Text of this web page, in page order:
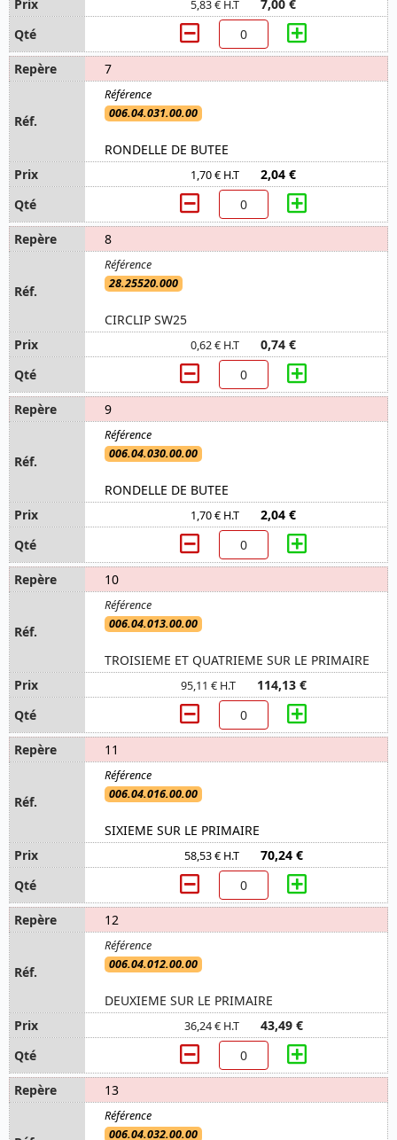
5,83 € H.T 7,00 €
7
006.04.031.00.00
RONDELLE DE BUTEE
1,70 € H.T 2,04 €
8
28.25520.000
CIRCLIP SW25
0,62 € H.T 0,74 €
9
006.04.030.00.00
RONDELLE DE BUTEE
1,70 € H.T 2,04 €
10
006.04.013.00.00
TROISIEME ET QUATRIEME SUR LE PRIMAIRE
95,11 € H.T 114,13 €
11
006.04.016.00.00
SIXIEME SUR LE PRIMAIRE
58,53 € H.T 70,24 €
12
006.04.012.00.00
DEUXIEME SUR LE PRIMAIRE
36,24 € H.T 43,49 €
13
006.04.032.00.00